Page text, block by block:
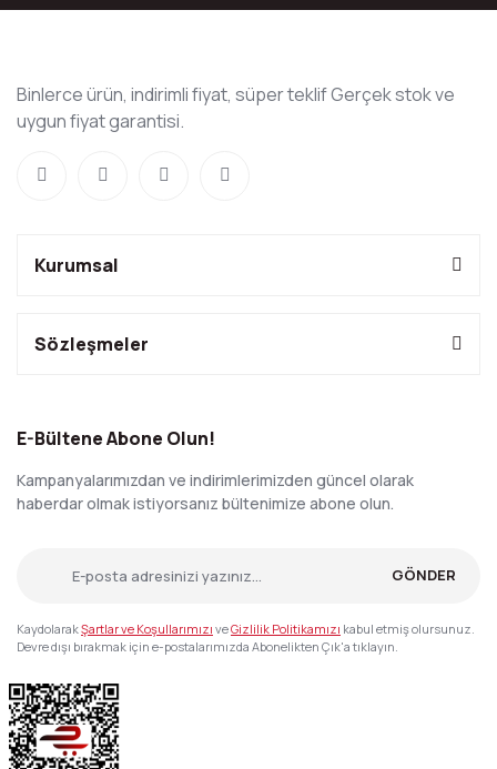
Binlerce ürün, indirimli fiyat, süper teklif Gerçek stok ve
uygun fiyat garantisi.
Kurumsal
Sözleşmeler
E-Bültene Abone Olun!
Kampanyalarımızdan ve indirimlerimizden güncel olarak
haberdar olmak istiyorsanız bültenimize abone olun.
GÖNDER
KaydolarakŞartlar ve Koşullarımızı veGizlilik Politikamızı kabul etmiş olursunuz.
Devre dışı bırakmak için e-postalarımızda Abonelikten Çık'a tıklayın.